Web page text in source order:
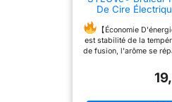
De Cire
Mères, Cadeau
Yoga/Spa/
【Économie
est stabilité de la
de fusion, l'arôme se
fera vous sentir
l'énergie.Éteignez